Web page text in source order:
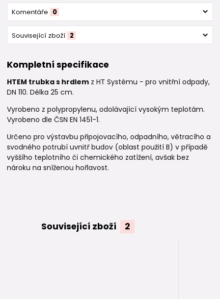
Komentáře 0
Související zboží 2
Kompletní specifikace
HTEM trubka s hrdlem z HT Systému - pro vnitřní odpady,
DN 110. Délka 25 cm.
Vyrobeno z polypropylenu, odolávající vysokým teplotám.
Vyrobeno dle ČSN EN 1451-1.
Určeno pro výstavbu připojovacího, odpadního, větracího a
svodného potrubí uvnitř budov (oblast použití B) v případě
vyššího teplotního či chemického zatížení, avšak bez
nároku na sníženou hořlavost.
Související zboží 2